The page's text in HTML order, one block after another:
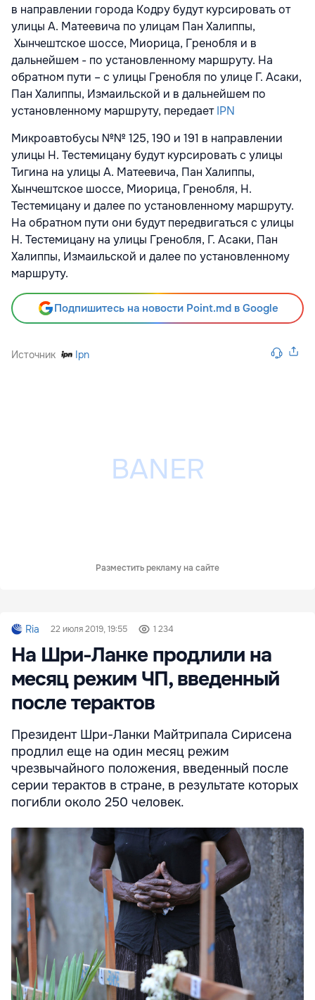
в направлении города Кодру будут курсировать от
улицы А. Матеевича по улицам Пан Халиппы,
Хынчештское шоссе, Миорица, Гренобля и в
дальнейшем - по установленному маршруту. На
обратном пути – с улицы Гренобля по улице Г. Асаки,
Пан Халиппы, Измаильской и в дальнейшем по
установленному маршруту, передаетIPN
Микроавтобусы №№ 125, 190 и 191 в направлении
улицы Н. Тестемицану будут курсировать с улицы
Тигина на улицы А. Матеевича, Пан Халиппы,
Хынчештское шоссе, Миорица, Гренобля, Н.
Тестемицану и далее по установленному маршруту.
На обратном пути они будут передвигаться с улицы
Н. Тестемицану на улицы Гренобля, Г. Асаки, Пан
Халиппы, Измаильской и далее по установленному
маршруту.
Подпишитесь на новости Point.md в Google
Источник Ipn
Разместить рекламу на сайте
Ria 22 июля 2019, 19:55 1 234
На Шри-Ланке продлили на
месяц режим ЧП, введенный
после терактов
Президент Шри-Ланки Майтрипала Сирисена
продлил еще на один месяц режим
чрезвычайного положения, введенный после
серии терактов в стране, в результате которых
погибли около 250 человек.